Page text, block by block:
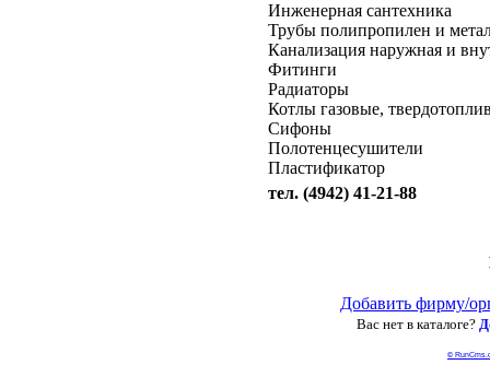
Инженерная сантехника
Трубы полипропилен и
Канализация наружная и
Фитинги
Радиаторы
Котлы газовые,
Сифоны
Полотенцесушители
Пластификатор
тел. (4942) 41-21-88
Добавить фирму/
Вас нет в каталоге?
©